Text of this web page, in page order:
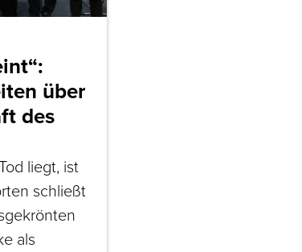
über
des
liegt, ist
schließt
als